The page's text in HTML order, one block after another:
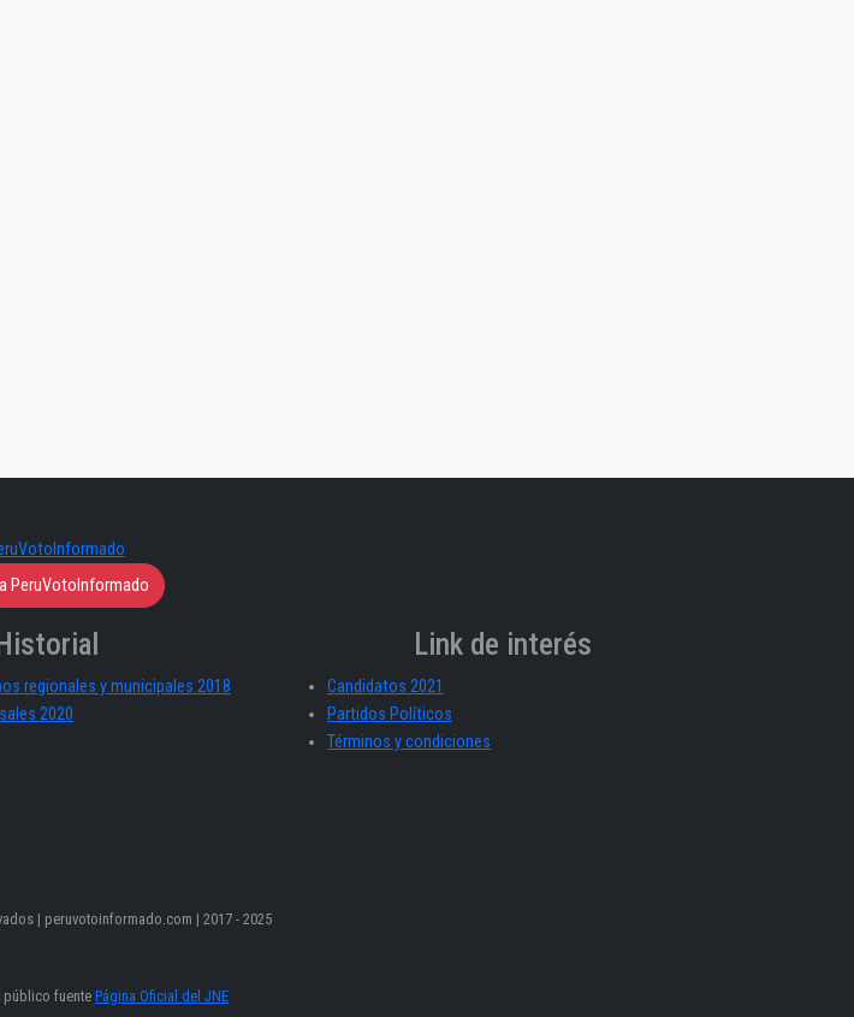
PeruVotoInformado
Historial
regionales y municipales 2018
2020
Link de interés
Candidatos 2021
Partidos Políticos
Términos y condiciones
| peruvotoinformado.com | 2017 - 2025
público fuente Página Oficial del JNE